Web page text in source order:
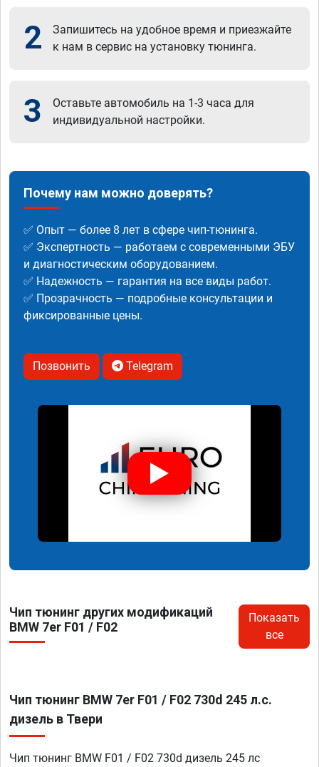
2
Запишитесь на удобное время и приезжайте
к нам в сервис на установку тюнинга.
3
Оставьте автомобиль на 1-3 часа для
индивидуальной настройки.
Почему нам можно доверять?
✅ Опыт — более 8 лет в сфере чип-тюнинга.
✅ Экспертность — работаем с современными ЭБУ
и диагностическим оборудованием.
✅ Надежность — гарантия на все виды работ.
✅ Прозрачность — подробные консультации и
фиксированные цены.
Позвонить Telegram
Чип тюнинг других модификаций
BMW 7er F01 / F02
Показать
все
Чип тюнинг BMW 7er F01 / F02 730d 245 л.с.
дизель в Твери
Чип тюнинг BMW F01 / F02 730d дизель 245 лс